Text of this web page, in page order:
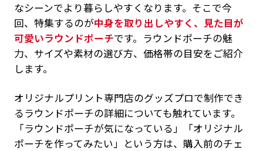
なシーンでより暮らしやすくなります。そこで今
回、特集するのが中身を取り出しやすく、見た目が
可愛いラウンドポーチです。ラウンドポーチの魅
力、サイズや素材の選び方、価格帯の目安をご紹介
します。
オリジナルプリント専門店のグッズプロで制作でき
るラウンドポーチの詳細についても触れています。
「ラウンドポーチが気になっている」「オリジナル
ポーチを作ってみたい」という方は、購入前のチェ